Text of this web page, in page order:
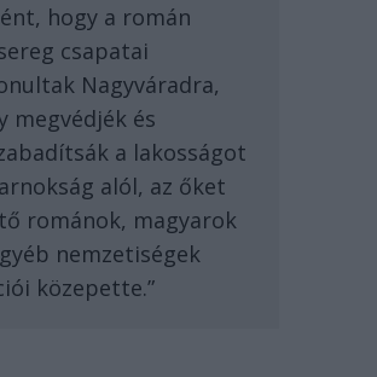
hogy a román
csapatai
Nagyváradra,
megvédjék és
a lakosságot
alól, az őket
románok, magyarok
nemzetiségek
közepette.”